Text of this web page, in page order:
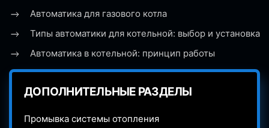
Автоматика для газового котла
Типы автоматики для котельной: выбор и установка
Автоматика в котельной: принцип работы
ДОПОЛНИТЕЛЬНЫЕ РАЗДЕЛЫ
Промывка системы отопления